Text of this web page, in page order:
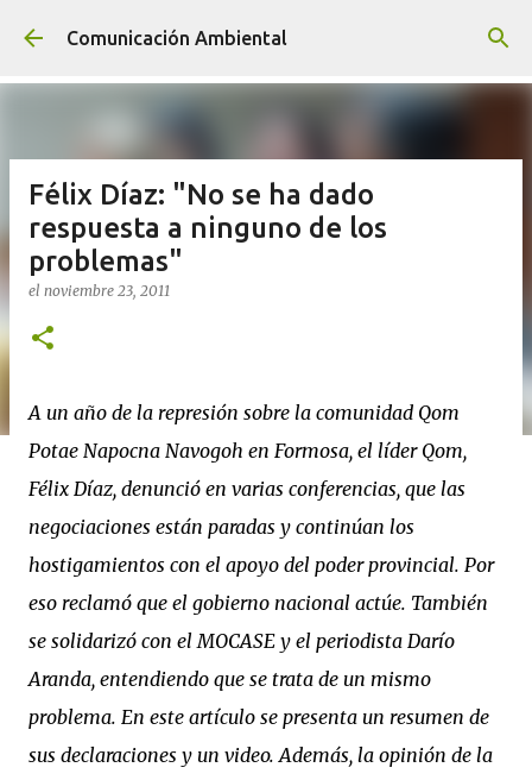
Ir al contenido principal
Comunicación Ambiental
Félix Díaz: "No se ha dado
respuesta a ninguno de los
problemas"
el noviembre 23, 2011
A un año de la represión sobre la comunidad Qom
Potae Napocna Navogoh en Formosa, el líder Qom,
Félix Díaz, denunció en varias conferencias, que las
negociaciones están paradas y continúan los
hostigamientos con el apoyo del poder provincial. Por
eso reclamó que el gobierno nacional actúe. También
se solidarizó con el MOCASE y el periodista Darío
Aranda, entendiendo que se trata de un mismo
problema. En este artículo se presenta un resumen de
sus declaraciones y un video. Además, la opinión de la